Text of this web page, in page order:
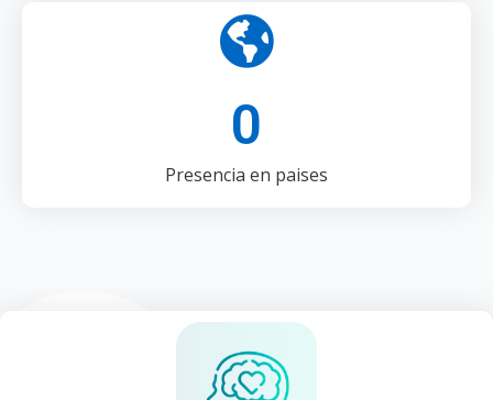
0
Presencia en paises
Lo que cambia cuando
asistes a terapia